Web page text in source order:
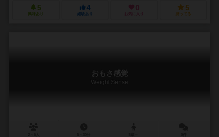
5
興味あり
4
経験あり
0
お気に入り
5
持ってる
おもさ感覚
Weight Sense